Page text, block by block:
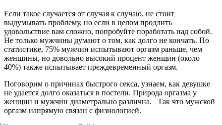
Если такое случается от случая к случаю, не стоит
выдумывать проблему, но если в целом продлить
удовольствие вам сложно, попробуйте поработать над собой.
Не только мужчины думают о том, как долго не кончать. По
статистике, 75% мужчин испытывают оргазм раньше, чем
женщины, но довольно высокий процент женщин (около
40%) также испытывает преждевременный оргазм.
Поговорим о причинах быстрого секса, узнаем, как девушке
не удается долго оказаться в постели. Природа оргазма у
женщин и мужчин диаметрально различна. Так что мужской
оргазм напрямую связан с физиологией.